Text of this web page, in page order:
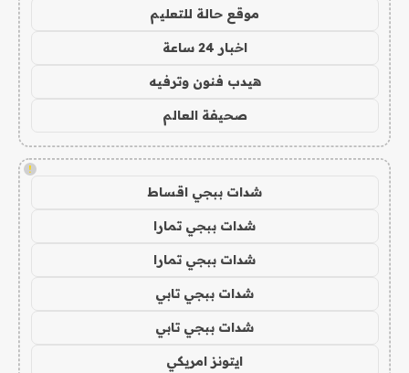
موقع حالة للتعليم
اخبار 24 ساعة
هيدب فنون وترفيه
صحيفة العالم
!
شدات ببجي اقساط
شدات ببجي تمارا
شدات ببجي تمارا
شدات ببجي تابي
شدات ببجي تابي
ايتونز امريكي